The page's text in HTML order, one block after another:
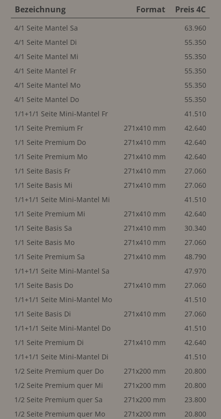
Bezeichnung Format Preis 4C
4/1 Seite Mantel Sa
63.960
4/1 Seite Mantel Di
55.350
4/1 Seite Mantel Mi
55.350
4/1 Seite Mantel Fr
55.350
4/1 Seite Mantel Mo
55.350
4/1 Seite Mantel Do
55.350
1/1+1/1 Seite Mini-Mantel Fr
41.510
1/1 Seite Premium Fr
271x410 mm
42.640
1/1 Seite Premium Do
271x410 mm
42.640
1/1 Seite Premium Mo
271x410 mm
42.640
1/1 Seite Basis Fr
271x410 mm
27.060
1/1 Seite Basis Mi
271x410 mm
27.060
1/1+1/1 Seite Mini-Mantel Mi
41.510
1/1 Seite Premium Mi
271x410 mm
42.640
1/1 Seite Basis Sa
271x410 mm
30.340
1/1 Seite Basis Mo
271x410 mm
27.060
1/1 Seite Premium Sa
271x410 mm
48.790
1/1+1/1 Seite Mini-Mantel Sa
47.970
1/1 Seite Basis Do
271x410 mm
27.060
1/1+1/1 Seite Mini-Mantel Mo
41.510
1/1 Seite Basis Di
271x410 mm
27.060
1/1+1/1 Seite Mini-Mantel Do
41.510
1/1 Seite Premium Di
271x410 mm
42.640
1/1+1/1 Seite Mini-Mantel Di
41.510
1/2 Seite Premium quer Do
271x200 mm
20.800
1/2 Seite Premium quer Mi
271x200 mm
20.800
1/2 Seite Premium quer Sa
271x200 mm
23.800
1/2 Seite Premium quer Mo
271x200 mm
20.800